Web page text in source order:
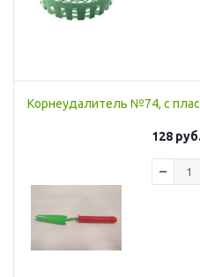
Корнеудалитель №74, с
128 руб.